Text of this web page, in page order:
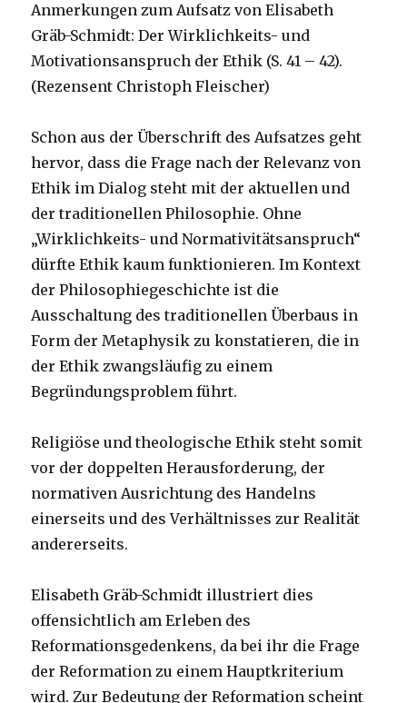
Anmerkungen zum Aufsatz von Elisabeth
Gräb-Schmidt: Der Wirklichkeits- und
Motivationsanspruch der Ethik (S. 41 – 42).
(Rezensent Christoph Fleischer)
Schon aus der Überschrift des Aufsatzes geht
hervor, dass die Frage nach der Relevanz von
Ethik im Dialog steht mit der aktuellen und
der traditionellen Philosophie. Ohne
„Wirklichkeits- und Normativitätsanspruch“
dürfte Ethik kaum funktionieren. Im Kontext
der Philosophiegeschichte ist die
Ausschaltung des traditionellen Überbaus in
Form der Metaphysik zu konstatieren, die in
der Ethik zwangsläufig zu einem
Begründungsproblem führt.
Religiöse und theologische Ethik steht somit
vor der doppelten Herausforderung, der
normativen Ausrichtung des Handelns
einerseits und des Verhältnisses zur Realität
andererseits.
Elisabeth Gräb-Schmidt illustriert dies
offensichtlich am Erleben des
Reformationsgedenkens, da bei ihr die Frage
der Reformation zu einem Hauptkriterium
wird. Zur Bedeutung der Reformation scheint